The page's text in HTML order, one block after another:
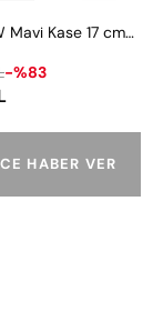
Revol No.W Mavi Kase 17 cm-550 ml
-%83
HABER VER